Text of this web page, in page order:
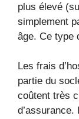
plus élevé
simplement
âge. Ce type
Les frais
partie du
coûtent très
d’assurance.